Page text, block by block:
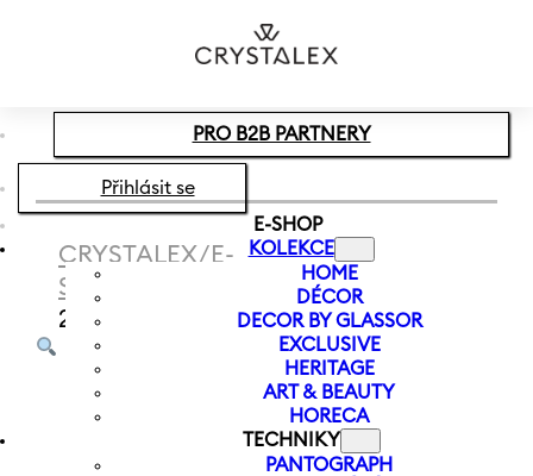
Přeskočit na zápatí
PRO B2B PARTNERY
Přihlásit se
E-SHOP
KOLEKCE
HOME
DÉCOR
DECOR BY GLASSOR
EXCLUSIVE
HERITAGE
ART & BEAUTY
HORECA
TECHNIKY
PANTOGRAPH
CRYSTALEX/ E-
SHOP
PASTELOVÁ VÁZA
240 MM | MODRÁ